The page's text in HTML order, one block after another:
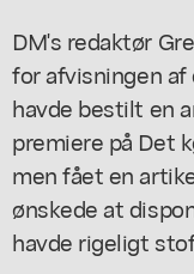
DM's redaktør
for afvisningen
havde bestilt en
premiere på Det
men fået en
ønskede at
havde rigeligt